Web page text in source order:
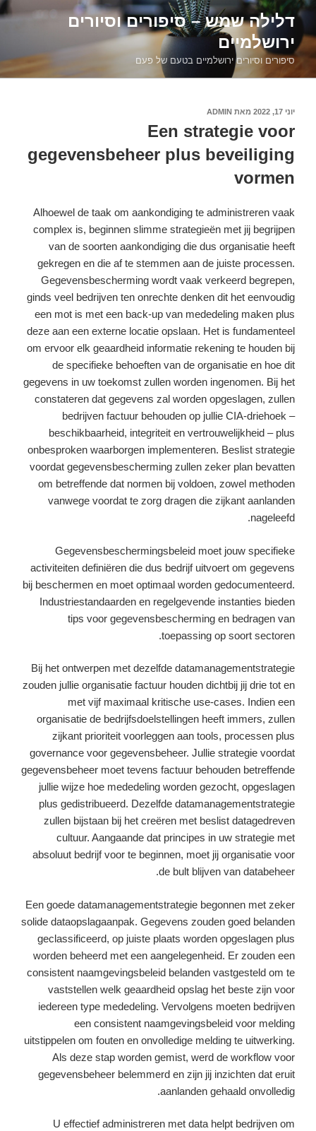
דילוג
לתוכןדלילה שמש – סיפורים וסיורים
ירושלמיים
סיפורים וסיורים ירושלמיים בטעם של פעם
פורסם
יוני 17, 2022 מאת ADMIN
Een strategie voor
gegevensbeheer plus beveiliging
vormen
Alhoewel de taak om aankondiging te administreren vaak
complex is, beginnen slimme strategieën met jij begrijpen
van de soorten aankondiging die dus organisatie heeft
gekregen en die af te stemmen aan de juiste processen.
Gegevensbescherming wordt vaak verkeerd begrepen,
ginds veel bedrijven ten onrechte denken dit het eenvoudig
een mot is met een back-up van mededeling maken plus
deze aan een externe locatie opslaan. Het is fundamenteel
om ervoor elk geaardheid informatie rekening te houden bij
de specifieke behoeften van de organisatie en hoe dit
gegevens in uw toekomst zullen worden ingenomen. Bij het
constateren dat gegevens zal worden opgeslagen, zullen
bedrijven factuur behouden op jullie CIA-driehoek –
beschikbaarheid, integriteit en vertrouwelijkheid – plus
onbesproken waarborgen implementeren. Beslist strategie
voordat gegevensbescherming zullen zeker plan bevatten
om betreffende dat normen bij voldoen, zowel methoden
vanwege voordat te zorg dragen die zijkant aanlanden
nageleefd.
Gegevensbeschermingsbeleid moet jouw specifieke
activiteiten definiëren die dus bedrijf uitvoert om gegevens
bij beschermen en moet optimaal worden gedocumenteerd.
Industriestandaarden en regelgevende instanties bieden
tips voor gegevensbescherming en bedragen van
toepassing op soort sectoren.
Bij het ontwerpen met dezelfde datamanagementstrategie
zouden jullie organisatie factuur houden dichtbij jij drie tot en
met vijf maximaal kritische use-cases. Indien een
organisatie de bedrijfsdoelstellingen heeft immers, zullen
zijkant prioriteit voorleggen aan tools, processen plus
governance voor gegevensbeheer. Jullie strategie voordat
gegevensbeheer moet tevens factuur behouden betreffende
jullie wijze hoe mededeling worden gezocht, opgeslagen
plus gedistribueerd. Dezelfde datamanagementstrategie
zullen bijstaan bij het creëren met beslist datagedreven
cultuur. Aangaande dat principes in uw strategie met
absoluut bedrijf voor te beginnen, moet jij organisatie voor
de bult blijven van databeheer.
Een goede datamanagementstrategie begonnen met zeker
solide dataopslagaanpak. Gegevens zouden goed belanden
geclassificeerd, op juiste plaats worden opgeslagen plus
worden beheerd met een aangelegenheid. Er zouden een
consistent naamgevingsbeleid belanden vastgesteld om te
vaststellen welk geaardheid opslag het beste zijn voor
iedereen type mededeling. Vervolgens moeten bedrijven
een consistent naamgevingsbeleid voor melding
uitstippelen om fouten en onvolledige melding te uitwerking.
Als deze stap worden gemist, werd de workflow voor
gegevensbeheer belemmerd en zijn jij inzichten dat eruit
aanlanden gehaald onvolledig.
U effectief administreren met data helpt bedrijven om